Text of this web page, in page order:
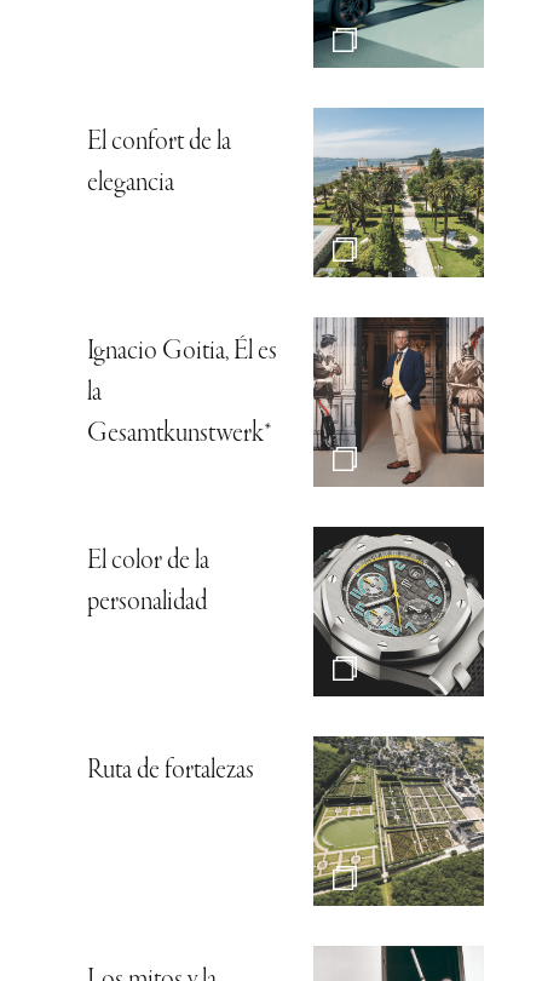
El confort de la
elegancia
Ignacio Goitia, Él es
la
Gesamtkunstwerk*
El color de la
personalidad
Ruta de fortalezas